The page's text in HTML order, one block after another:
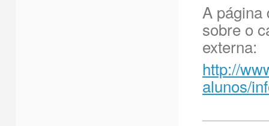
A página
sobre o
externa:
http://
alunos/